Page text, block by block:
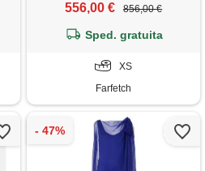
556,00 € 856,00 €
Sped. gratuita
XS
Farfetch